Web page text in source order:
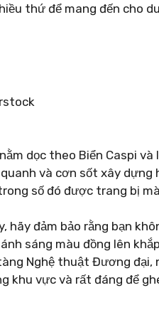
thứ để mang đến cho
dọc theo Biển Caspi
và cơn sốt xây dựng
số đó được trang bị
hãy đảm bảo rằng bạn
sáng màu đồng lên
Nghệ thuật Đương
khu vực và rất đáng để